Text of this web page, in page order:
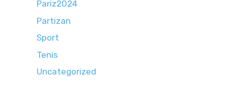
Pariz2024
Partizan
Sport
Tenis
Uncategorized